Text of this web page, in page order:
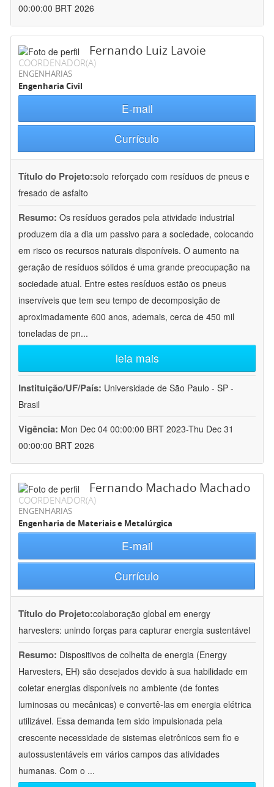
00:00:00 BRT 2026
Fernando Luiz Lavoie
COORDENADOR(A)
ENGENHARIAS
Engenharia Civil
E-mail
Currículo
Título do Projeto:solo reforçado com resíduos de pneus e
fresado de asfalto
Resumo: Os resíduos gerados pela atividade industrial
produzem dia a dia um passivo para a sociedade, colocando
em risco os recursos naturais disponíveis. O aumento na
geração de resíduos sólidos é uma grande preocupação na
sociedade atual. Entre estes resíduos estão os pneus
inservíveis que tem seu tempo de decomposição de
aproximadamente 600 anos, ademais, cerca de 450 mil
toneladas de pn...
leia mais
Instituição/UF/País: Universidade de São Paulo - SP -
Brasil
Vigência: Mon Dec 04 00:00:00 BRT 2023-Thu Dec 31
00:00:00 BRT 2026
Fernando Machado Machado
COORDENADOR(A)
ENGENHARIAS
Engenharia de Materiais e Metalúrgica
E-mail
Currículo
Título do Projeto:colaboração global em energy
harvesters: unindo forças para capturar energia sustentável
Resumo: Dispositivos de colheita de energia (Energy
Harvesters, EH) são desejados devido à sua habilidade em
coletar energias disponíveis no ambiente (de fontes
luminosas ou mecânicas) e convertê-las em energia elétrica
utilizável. Essa demanda tem sido impulsionada pela
crescente necessidade de sistemas eletrônicos sem fio e
autossustentáveis em vários campos das atividades
humanas. Com o ...